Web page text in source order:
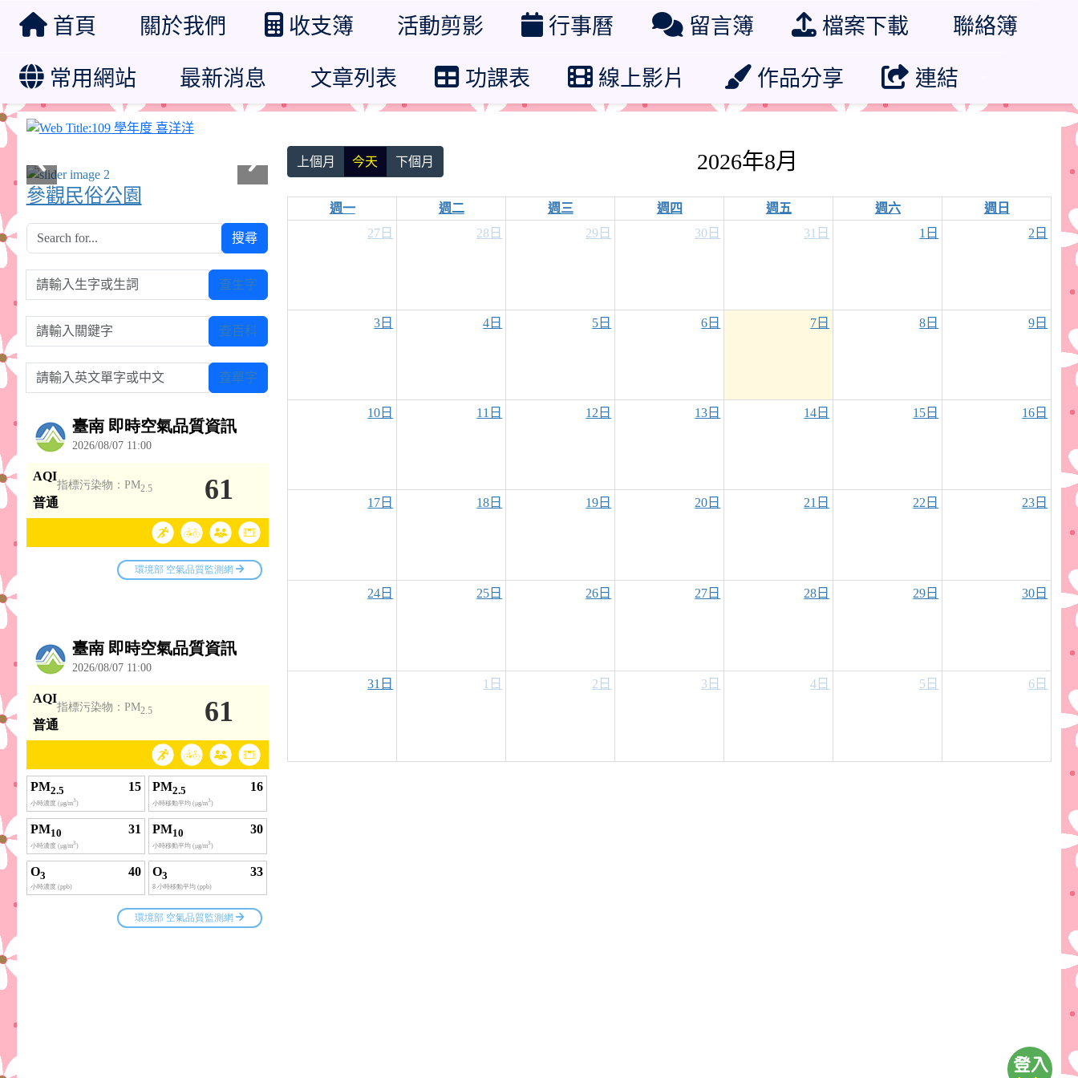
首頁 關於我們 收支簿 活動剪影 行事曆 留言簿 檔案下載 聯絡簿
常用網站 最新消息 文章列表 功課表 線上影片 作品分享 連結
109 學年度 喜洋洋
參觀民俗公園
搜尋
請輸入生字或生詞 查生字
請輸入關鍵字 查百科
請輸入英文單字或中文 查單字
上個月 今天 下個月 2026年8月
週一 週二 週三 週四 週五 週六
週日
27日
28日 29日 30日 31日 1日 2日
3日 4日 5日 6日 7日 8日 9日
10日 11日 12日 13日 14日 15日 16日
17日 18日 19日 20日 21日 22日 23日
24日 25日 26日 27日 28日 29日 30日
31日 1日 2日 3日 4日 5日 6日